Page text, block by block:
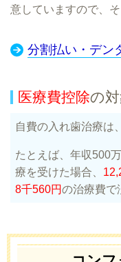
意していますので、
分割払い・デン
医療費控除の
自費の入れ歯治療は
たとえば、年収500
療を受けた場合、
8千560円の治療費で